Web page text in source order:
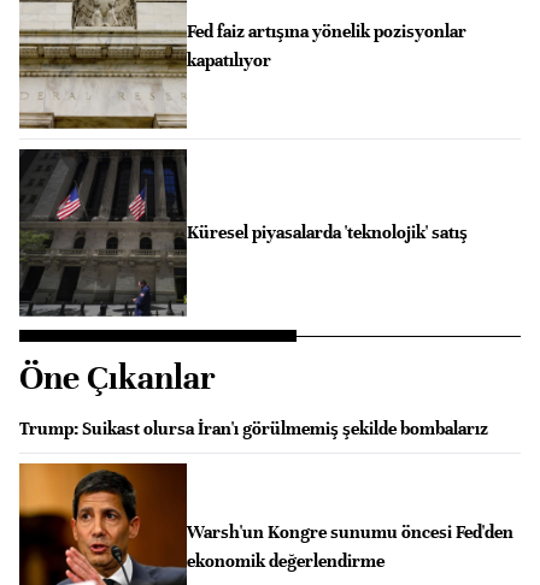
Fed faiz artışına yönelik pozisyonlar
kapatılıyor
Küresel piyasalarda 'teknolojik' satış
Öne Çıkanlar
Trump: Suikast olursa İran'ı görülmemiş şekilde bombalarız
Warsh'un Kongre sunumu öncesi Fed'den
ekonomik değerlendirme